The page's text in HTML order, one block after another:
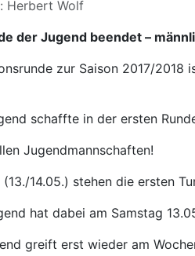
Herbert Wolf
der Jugend beendet –
zur Saison 2017/
schaffte in der ersten
Jugendmannschaften!
(13./14.05.) stehen die ersten
hat dabei am Samstag
greift erst wieder am